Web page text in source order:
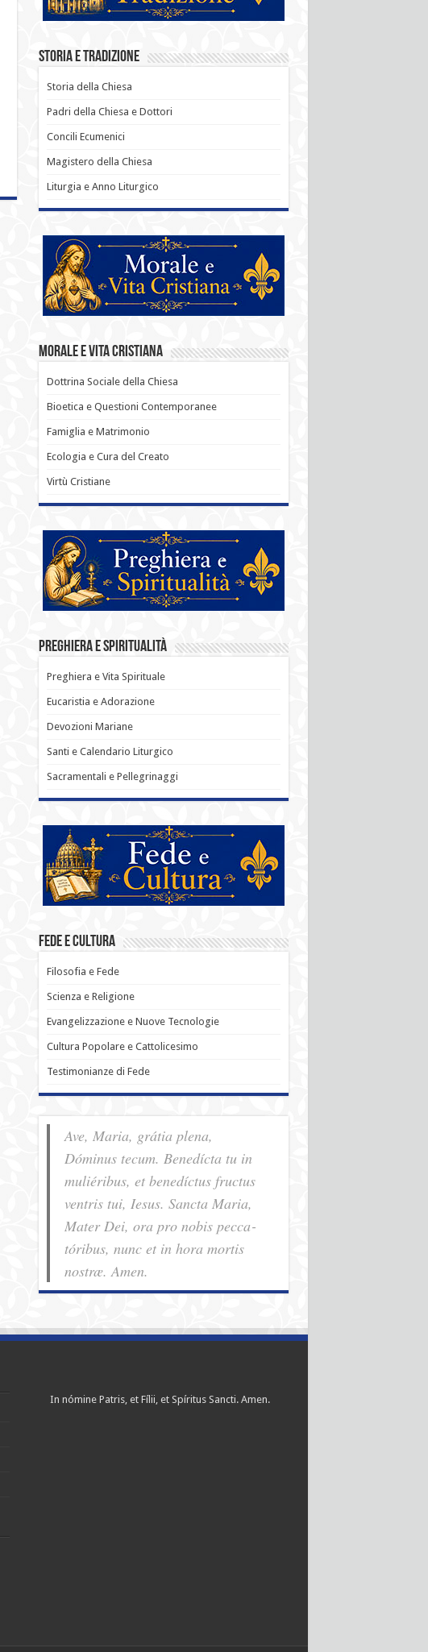
Storia e Tradizione
Storia della Chiesa
Padri della Chiesa e Dottori
Concili Ecumenici
Magistero della Chiesa
Liturgia e Anno Liturgico
Morale e Vita Cristiana
Dottrina Sociale della Chiesa
Bioetica e Questioni Contemporanee
Famiglia e Matrimonio
Ecologia e Cura del Creato
Virtù Cristiane
Preghiera e Spiritualità
Preghiera e Vita Spirituale
Eucaristia e Adorazione
Devozioni Mariane
Santi e Calendario Liturgico
Sacramentali e Pellegrinaggi
Fede e Cultura
Filosofia e Fede
Scienza e Religione
Evangelizzazione e Nuove Tecnologie
Cultura Popolare e Cattolicesimo
Testimonianze di Fede
Ave, Maria, grátia plena,
Dóminus tecum. Benedícta tu in
muliéribus, et benedíctus fructus
ventris tui, Iesus. Sancta Maria,
Mater Dei, ora pro nobis pec­ca­
tóribus, nunc et in hora mortis
nostræ. Amen.
In nómine Patris, et Fílii, et Spíritus Sancti. Amen.